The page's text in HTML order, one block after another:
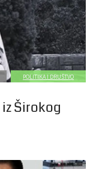
POLITIKA I DRUŠTVO
Širokog